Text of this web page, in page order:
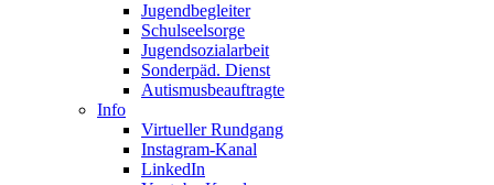
Jugendbegleiter
Schulseelsorge
Jugendsozialarbeit
Sonderpäd. Dienst
Autismusbeauftragte
Info
Virtueller Rundgang
Instagram-Kanal
LinkedIn